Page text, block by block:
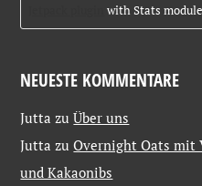
with Stats
NEUESTE KOMMENTARE
Jutta zuÜber uns
Jutta zuOvernight Oats mit
und Kakaonibs